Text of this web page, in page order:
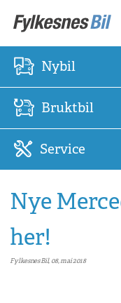
Nybil
Bruktbil
Service
Nye
her!
Fylkesnes Bil, 08, mai 2018